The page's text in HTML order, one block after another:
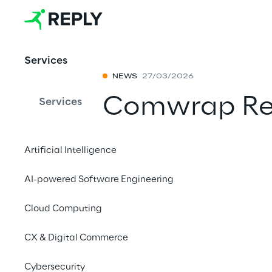
Services
Services
Artificial Intelligence
AI-powered Software Engineering
Cloud Computing
CX & Digital Commerce
Cybersecurity
NEWS 27/03/2026
Comwrap
Digital